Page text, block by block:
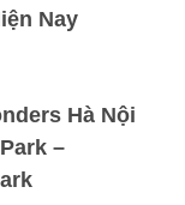
Nay
Hà Nội
–